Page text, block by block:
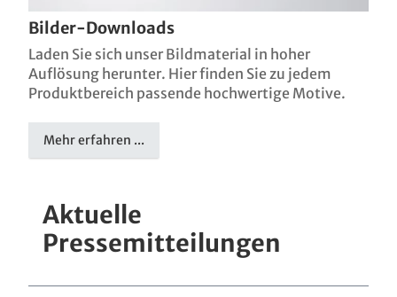
Bilder-Downloads
Laden Sie sich unser Bildmaterial in hoher
Auflösung herunter. Hier finden Sie zu jedem
Produktbereich passende hochwertige Motive.
Mehr erfahren ...
Aktuelle
Pressemitteilungen